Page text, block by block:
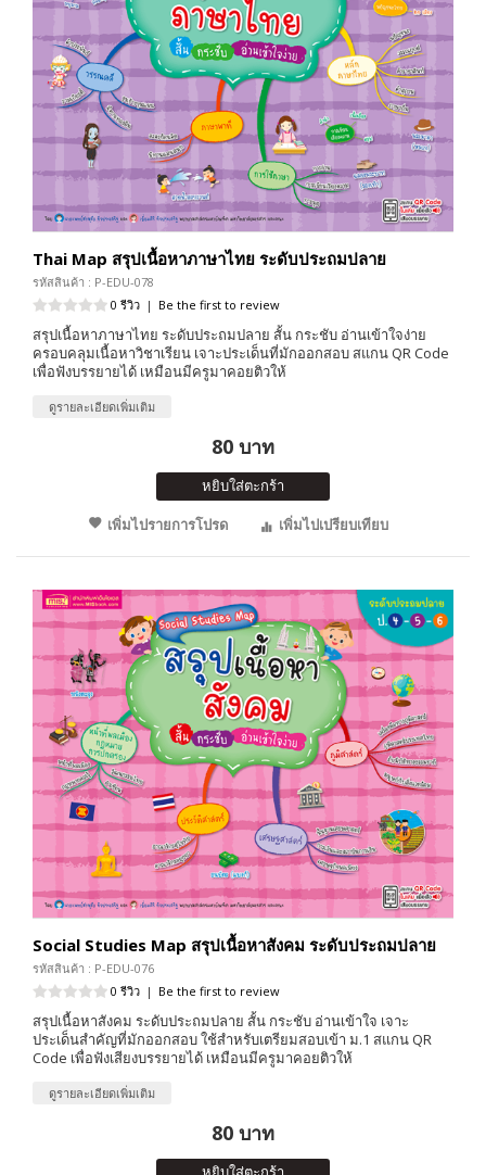
Thai Map สรุปเนื้อหาภาษาไทย ระดับประถมปลาย
รหัสสินค้า : P-EDU-078
0 รีวิว | Be the first to review
สรุปเนื้อหาภาษาไทย ระดับประถมปลาย สั้น กระชับ อ่านเข้าใจง่าย
ครอบคลุมเนื้อหาวิชาเรียน เจาะประเด็นที่มักออกสอบ สแกน QR Code
เพื่อฟังบรรยายได้ เหมือนมีครูมาคอยติวให้
ดูรายละเอียดเพิ่มเติม
80 บาท
หยิบใส่ตะกร้า
เพิ่มไปรายการโปรด
เพิ่มไปเปรียบเทียบ
Social Studies Map สรุปเนื้อหาสังคม ระดับประถมปลาย
รหัสสินค้า : P-EDU-076
0 รีวิว | Be the first to review
สรุปเนื้อหาสังคม ระดับประถมปลาย สั้น กระชับ อ่านเข้าใจ เจาะ
ประเด็นสำคัญที่มักออกสอบ ใช้สำหรับเตรียมสอบเข้า ม.1 สแกน QR
Code เพื่อฟังเสียงบรรยายได้ เหมือนมีครูมาคอยติวให้
ดูรายละเอียดเพิ่มเติม
80 บาท